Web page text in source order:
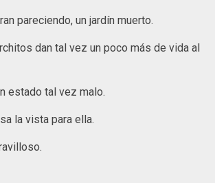
pareciendo, un jardín muerto.
dan tal vez un poco más de vida al
estado tal vez malo.
la vista para ella.